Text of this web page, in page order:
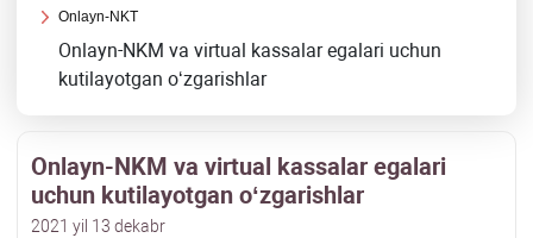
Onlayn-NKT
Onlayn-NKM va virtual kassalar egalari uchun
kutilayotgan oʻzgarishlar
Onlayn-NKM va virtual kassalar egalari
uchun kutilayotgan oʻzgarishlar
2021 yil 13 dekabr